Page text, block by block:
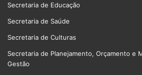
Secretaria de Educação
Secretaria de Saúde
Secretaria de Culturas
Secretaria de Planejamento, Orçamento e
Gestão